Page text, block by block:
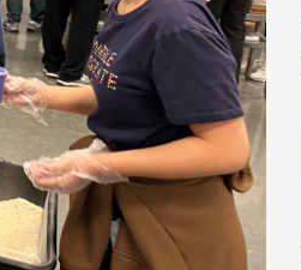
南加州校友會召開115年年中
理事會議 許宗由當選116年
會長 並獲授權承辦下屆世界
校友雙年會